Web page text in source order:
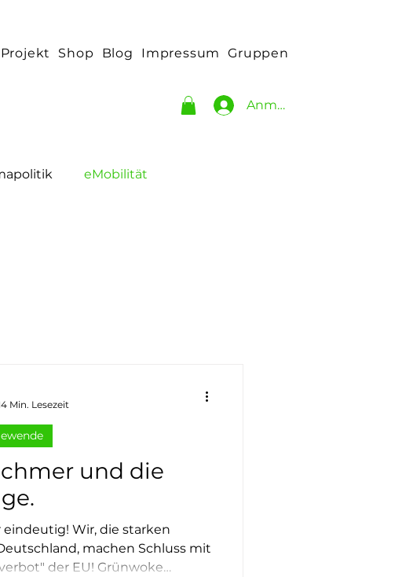
Shop Blog Impressum Gruppen
Anmelden
eMobilität
und die
eindeutig! Wir, die starken
machen Schluss mit
der EU! Grünwoke
Min. Lesezeit